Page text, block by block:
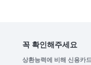
꼭 확인해주세요
상환능력에 비해 신용카